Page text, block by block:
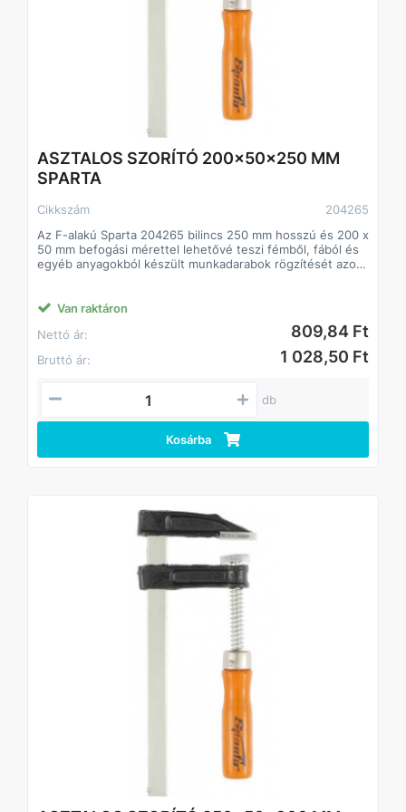
Csomagolás: Akasztókártya (Hangtag)
ASZTALOS SZORÍTÓ 200x50x250 MM
SPARTA
Cikkszám
204265
Az F-alakú Sparta 204265 bilincs 250 mm hosszú és 200 x
50 mm befogási mérettel lehetővé teszi fémből, fából és
egyéb anyagokból készült munkadarabok rögzítését azok
közé kerül, amelyek közül az egyik mozgatható és a
markolat méretének beállítására szolgál. A csavarbilincs
lehetővé teszi a munkadarab jelentős erővel történő
rögzítését. A szerkezeti elemek ellenállnak a magas
hőmérsékletnek, így a bilincs alkalmas hegesztési
munkákra, de a műanyag burkolatokat el kell távolítani.
Szilárdság - az acélrúd jelentős hajlítási terhelést képes
Hosszú élettartam - a horganyzott csavar korrózióálló.
Pontos munkavégzés – a pofák védőbetétjei
Kényelmes kezelés – a kényelmes fa fogantyú
biztonságosan illeszkedik a kézbe.
Van raktáron
Nettó ár:
809,84 Ft
Bruttó ár: 1 028,50 Ft
db
Kosárba